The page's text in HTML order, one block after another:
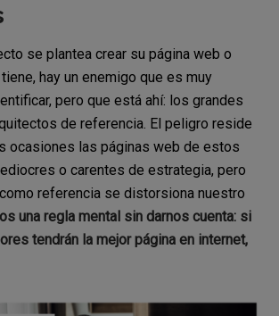
se plantea crear su página web o
hay un enemigo que es muy
pero que está ahí: los grandes
de referencia. El peligro reside
ocasiones las páginas web de estos
o carentes de estrategia, pero
referencia se distorsiona nuestro
una regla mental sin darnos cuenta: si
tendrán la mejor página en internet,